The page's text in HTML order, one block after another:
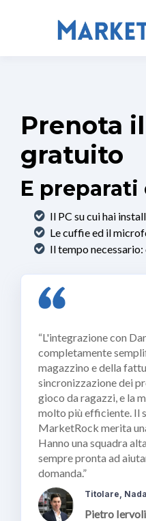
Prenota
gratuito
E preparati
Il PC su cui hai
Le cuffie ed il
Il tempo
“L'integrazione con
completamente
magazzino e della
sincronizzazione dei
gioco da ragazzi, e la
molto più efficiente. Il
MarketRock merita
Hanno una squadra
sempre pronta ad
domanda.”
Titolare,
Pietro